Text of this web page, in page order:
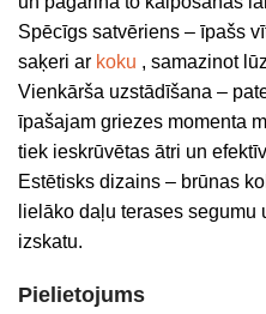
Spēcīgs satvēriens – īpašs
saķeri ar koku , samazinot
Vienkārša uzstādīšana –
īpašajam griezes momenta
tiek ieskrūvētas ātri un
Estētisks dizains – brūnas
lielāko daļu terases segumu
izskatu.
Pielietojums